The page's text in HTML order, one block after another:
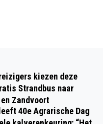
KIJK
VEGELIEN
kiezen deze
Strandbus naar
Zandvoort
40e Agrarische Dag